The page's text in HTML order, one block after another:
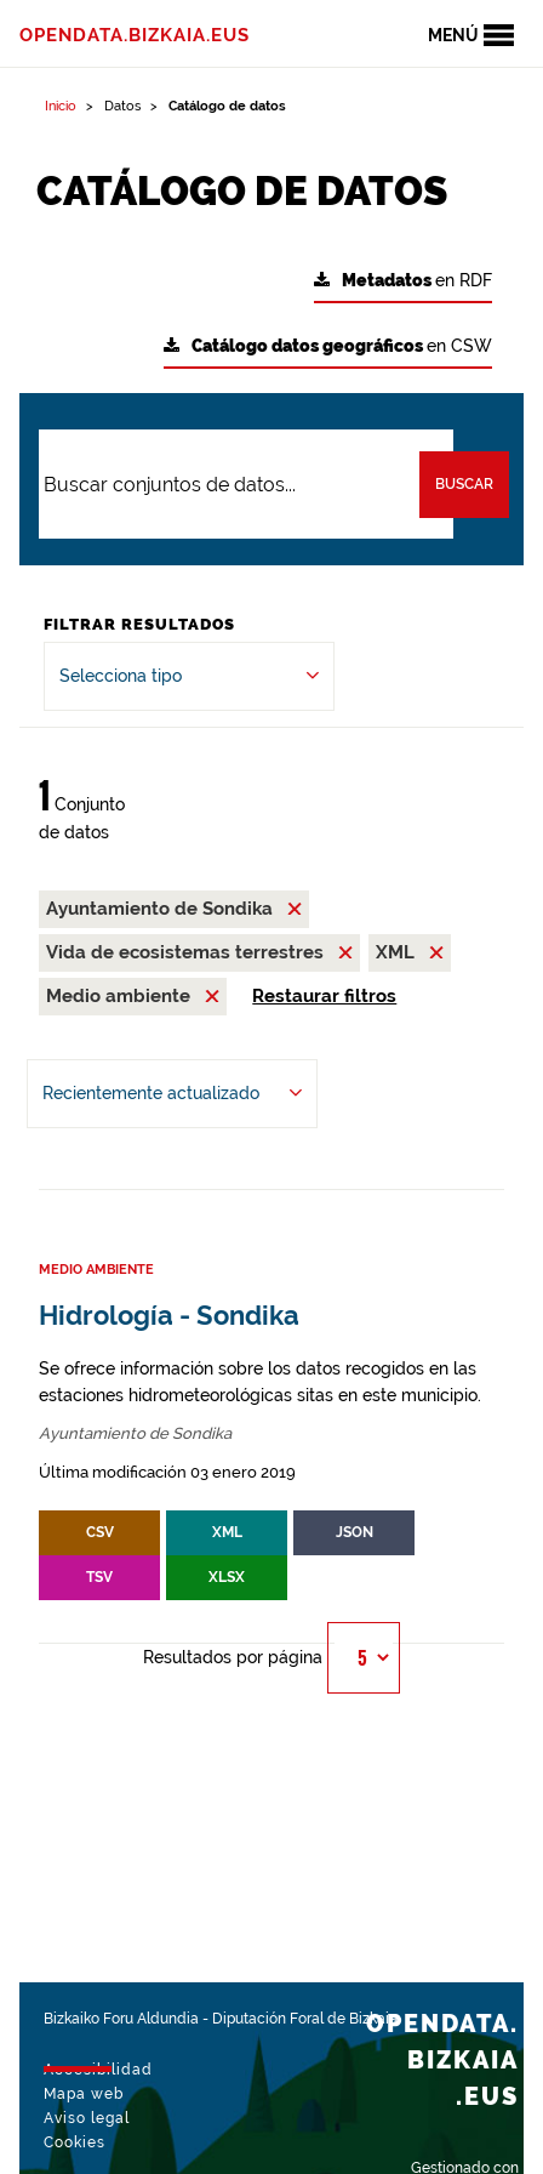
MENÚ
OPENDATA.BIZKAIA.EUS
Inicio Datos Catálogo de datos
CATÁLOGO DE DATOS
Metadatosen RDF
Catálogo datos geográficosen CSW
BUSCAR
FILTRAR RESULTADOS
Selecciona tipo
1 Conjunto
de datos
Ayuntamiento de Sondika
Vida de ecosistemas terrestres
XML
Medio ambiente
Restaurar filtros
Recientemente actualizado
MEDIO AMBIENTE
Hidrología - Sondika
Se ofrece información sobre los datos recogidos en las
estaciones hidrometeorológicas sitas en este municipio.
Ayuntamiento de Sondika
Última modificación 03 enero 2019
CSV XML JSON
TSV XLSX
Resultados por página
Bizkaiko Foru Aldundia - Diputación Foral de Bizkaia
Accesibilidad
Mapa web
Aviso legal
Cookies
Gestionado con
OPENDATA.
BIZKAIA
.EUS